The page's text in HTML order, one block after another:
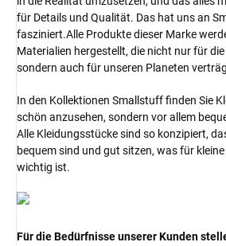
für Details und Qualität. Das hat uns an
fasziniert.Alle Produkte dieser Marke
Materialien hergestellt, die nicht nur für
sondern auch für unseren Planeten
In den Kollektionen Smallstuff finden Sie
schön anzusehen, sondern vor allem
Alle Kleidungsstücke sind so konzipiert,
bequem sind und gut sitzen, was für
wichtig ist.
Für die Bedürfnisse unserer Kunden